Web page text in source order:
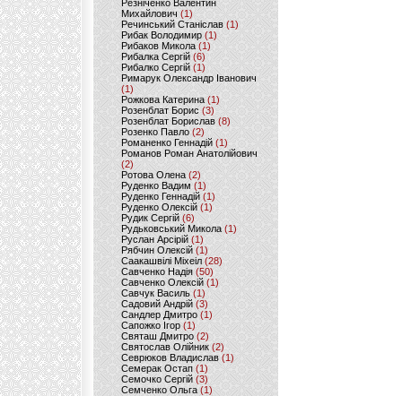
Резніченко Валентин
Михайлович (1)
Речинський Станіслав (1)
Рибак Володимир(1)
Рибаков Микола(1)
Рибалка Сергій (6)
Рибалко Сергій (1)
Римарук Олександр Іванович
(1)
Рожкова Катерина(1)
Розенблат Борис (3)
Розенблат Борислав (8)
Розенко Павло (2)
Романенко Геннадій (1)
Романов Роман Анатолійович
(2)
Ротова Олена(2)
Руденко Вадим (1)
Руденко Геннадій (1)
Руденко Олексій(1)
Рудик Сергій(6)
Рудьковський Микола (1)
Руслан Арсірій(1)
Рябчин Олексій (1)
Саакашвілі Міхеіл(28)
Савченко Надія (50)
Савченко Олексій(1)
Савчук Василь (1)
Садовий Андрій (3)
Сандлер Дмитро(1)
Сапожко Ігор(1)
Святаш Дмитро (2)
Святослав Олійник (2)
Севрюков Владислав (1)
Семерак Остап (1)
Семочко Сергій (3)
Семченко Ольга (1)